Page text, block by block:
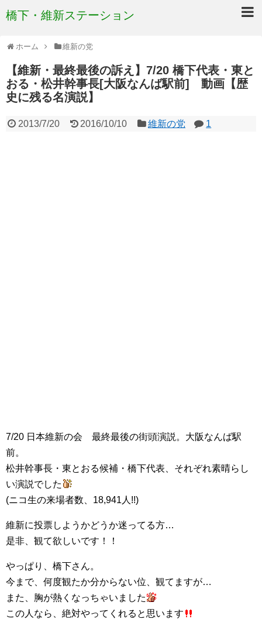
橋下・維新ステーション
ホーム 維新の党
【維新・最終最後の訴え】7/20 橋下代表・東と
おる・松井幹事長[大阪なんば駅前] 動画【歴
史に残る名演説】
2013/7/20 2016/10/10 維新の党 1
7/20 日本維新の会 最終最後の街頭演説。大阪なんば駅
前。
松井幹事長・東とおる候補・橋下代表、それぞれ素晴らし
い演説でした
(ニコ生の来場者数、18,941人!!)
維新に投票しようかどうか迷ってる方…
是非、観て欲しいです！！
やっぱり、橋下さん。
今まで、何度観たか分からない位、観てますが…
また、胸が熱くなっちゃいました
この人なら、絶対やってくれると思います